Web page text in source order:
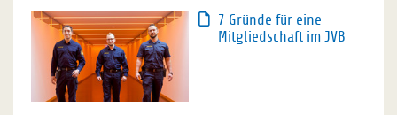
7 Gründe für eine
Mitgliedschaft im JVB